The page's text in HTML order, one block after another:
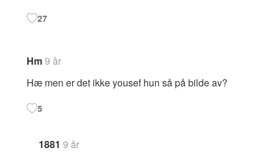
27
Hm9 år
Hæ men er det ikke yousef hun så på bilde av?
5
1881 9 år